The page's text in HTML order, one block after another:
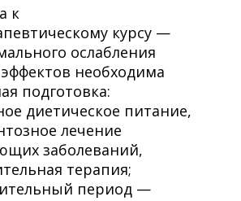
к
курсу —
ослабления
необходима
подготовка:
диетическое питание,
лечение
заболеваний,
терапия;
период —